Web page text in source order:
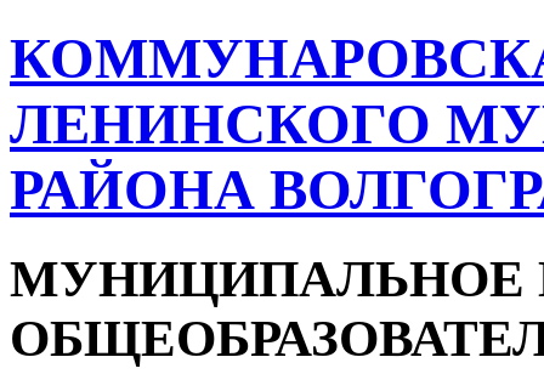
ЛЕНИНСКОГО
РАЙОНА
МУНИЦИПАЛЬНОЕ